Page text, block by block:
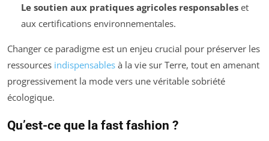
Le soutien aux pratiques agricoles responsableset
aux certifications environnementales.
Changer ce paradigme est un enjeu crucial pour préserver les
ressources indispensables à la vie sur Terre, tout en amenant
progressivement la mode vers une véritable sobriété
écologique.
Qu’est-ce que la fast fashion ?